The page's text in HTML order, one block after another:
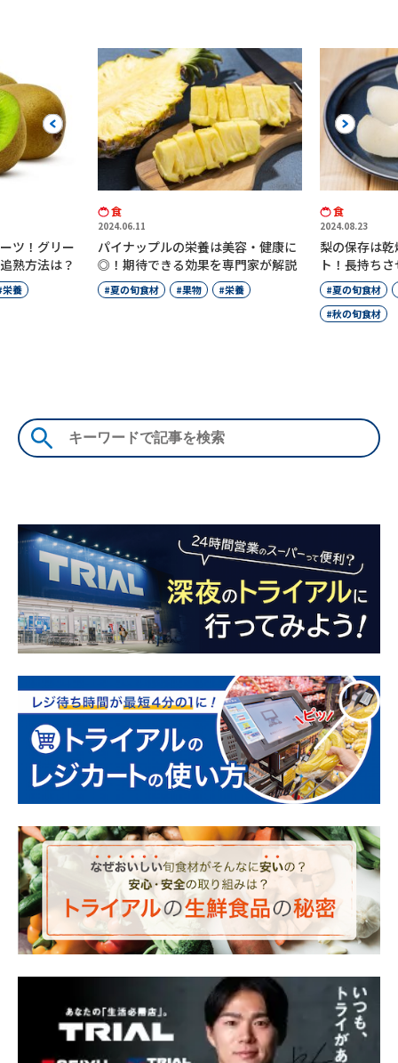
Previous
パイナップルの栄養は美容・健康に
◎！期待できる効果を専門家が解説
夏の旬食材 果物 栄養
梨の保存は乾燥させないの
ト！長持ちさせる冷蔵・冷
夏の旬食材 果物
栄養
Next